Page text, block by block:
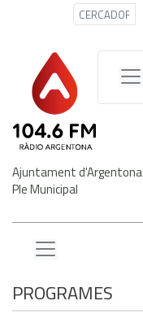
Ajuntament d'Argentona
Ple Municipal
PROGRAMES